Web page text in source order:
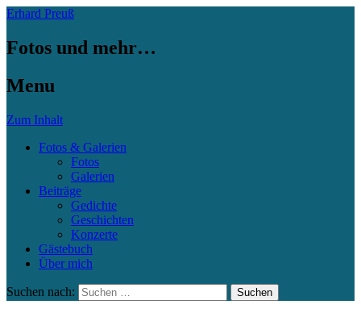
Erhard Preuß
Fotos und mehr…
Menu
Zum Inhalt
Fotos & Galerien
Fotos
Galerien
Beiträge
Gedichte
Geschichten
Konzerte
Gästebuch
Über mich
Suchen nach: